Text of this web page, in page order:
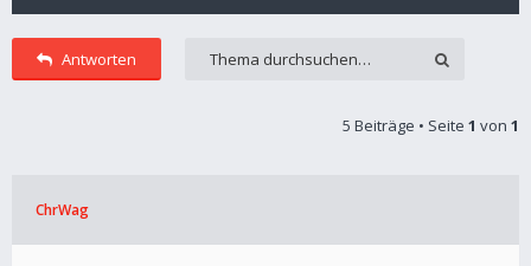
Antworten
5 Beiträge • Seite 1 von 1
ChrWag